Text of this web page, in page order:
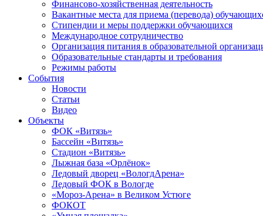
Финансово-хозяйственная деятельность
Вакантные места для приема (перевода)
Стипендии и меры поддержки обучающихся
Международное сотрудничество
Организация питания в образовательной
Образовательные стандарты и требования
Режимы работы
События
Новости
Статьи
Видео
Объекты
ФОК «Витязь»
Бассейн «Витязь»
Стадион «Витязь»
Лыжная база «Орлёнок»
Ледовый дворец «ВологдАрена»
Ледовый ФОК в Вологде
«Мороз-Арена» в Великом Устюге
ФОКОТ